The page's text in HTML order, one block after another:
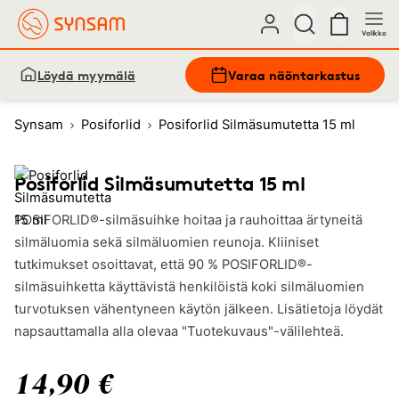
Valikko
Löydä myymälä Varaa näöntarkastus
Synsam Posiforlid Posiforlid Silmäsumutetta 15 ml
Posiforlid Silmäsumutetta 15 ml
POSIFORLID®-silmäsuihke hoitaa ja rauhoittaa ärtyneitä
silmäluomia sekä silmäluomien reunoja. Kliiniset
tutkimukset osoittavat, että 90 % POSIFORLID®-
silmäsuihketta käyttävistä henkilöistä koki silmäluomien
turvotuksen vähentyneen käytön jälkeen. Lisätietoja löydät
napsauttamalla alla olevaa "Tuotekuvaus"-välilehteä.
14,90 €